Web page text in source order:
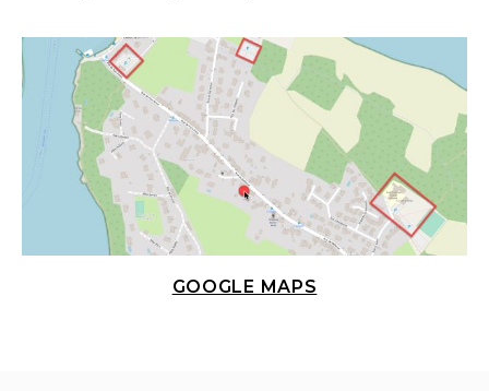
GOOGLE MAPS